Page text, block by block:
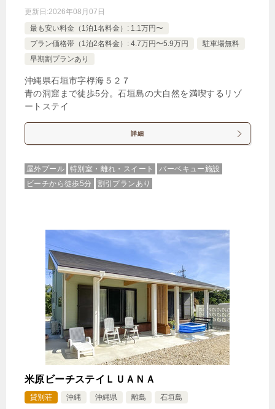
更新日:2026年08月07日
最も安い料金（1泊1名料金）: 1.1万円〜
プラン価格帯（1泊2名料金）: 4.7万円〜5.9万円
駐車場無料
早期割プランあり
沖縄県石垣市字桴海５２７
青の洞窟まで徒歩5分。石垣島の大自然を満喫するリゾ
ートステイ
詳細
屋外プール 特別室・離れ・スイート
バーベキュー施設
ビーチから徒歩5分
割引プランあり
米原ビーチステイＬＵＡＮＡ
貸別荘 沖縄 沖縄県 離島 石垣島